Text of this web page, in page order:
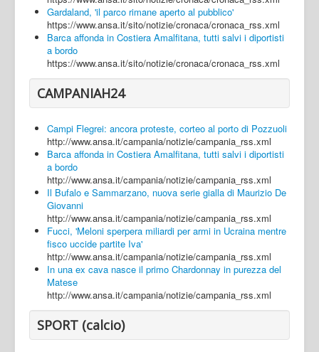
Gardaland, 'il parco rimane aperto al pubblico'
https://www.ansa.it/sito/notizie/cronaca/cronaca_rss.xml
Barca affonda in Costiera Amalfitana, tutti salvi i diportisti
a bordo
https://www.ansa.it/sito/notizie/cronaca/cronaca_rss.xml
CAMPANIAH24
Campi Flegrei: ancora proteste, corteo al porto di Pozzuoli
http://www.ansa.it/campania/notizie/campania_rss.xml
Barca affonda in Costiera Amalfitana, tutti salvi i diportisti
a bordo
http://www.ansa.it/campania/notizie/campania_rss.xml
Il Bufalo e Sammarzano, nuova serie gialla di Maurizio De
Giovanni
http://www.ansa.it/campania/notizie/campania_rss.xml
Fucci, 'Meloni sperpera miliardi per armi in Ucraina mentre
fisco uccide partite Iva'
http://www.ansa.it/campania/notizie/campania_rss.xml
In una ex cava nasce il primo Chardonnay in purezza del
Matese
http://www.ansa.it/campania/notizie/campania_rss.xml
SPORT (calcio)